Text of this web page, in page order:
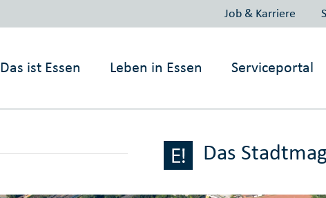
Job & Karriere
Das ist Essen Leben in Essen Serviceportal
Das